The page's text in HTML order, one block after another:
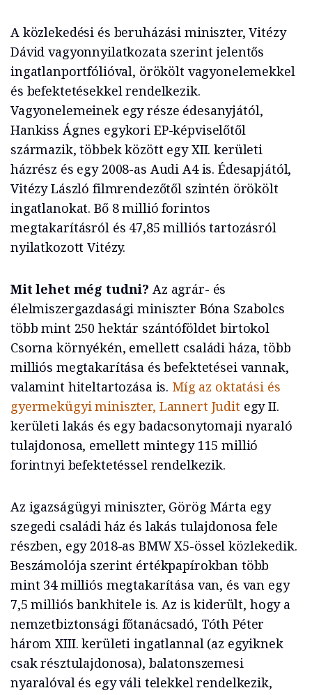
A közlekedési és beruházási miniszter, Vitézy
Dávid vagyonnyilatkozata szerint jelentős
ingatlanportfólióval, örökölt vagyonelemekkel
és befektetésekkel rendelkezik.
Vagyonelemeinek egy része édesanyjától,
Hankiss Ágnes egykori EP-képviselőtől
származik, többek között egy XII. kerületi
házrész és egy 2008-as Audi A4 is. Édesapjától,
Vitézy László filmrendezőtől szintén örökölt
ingatlanokat. Bő 8 millió forintos
megtakarításról és 47,85 milliós tartozásról
nyilatkozott Vitézy.
Mit lehet még tudni? Az agrár- és
élelmiszergazdasági miniszter Bóna Szabolcs
több mint 250 hektár szántóföldet birtokol
Csorna környékén, emellett családi háza, több
milliós megtakarítása és befektetései vannak,
valamint hiteltartozása is. Míg az oktatási és
gyermekügyi miniszter, Lannert Juditegy II.
kerületi lakás és egy badacsonytomaji nyaraló
tulajdonosa, emellett mintegy 115 millió
forintnyi befektetéssel rendelkezik.
Az igazságügyi miniszter, Görög Márta egy
szegedi családi ház és lakás tulajdonosa fele
részben, egy 2018-as BMW X5-össel közlekedik.
Beszámolója szerint értékpapírokban több
mint 34 milliós megtakarítása van, és van egy
7,5 milliós bankhitele is. Az is kiderült, hogy a
nemzetbiztonsági főtanácsadó, Tóth Péter
három XIII. kerületi ingatlannal (az egyiknek
csak résztulajdonosa), balatonszemesi
nyaralóval és egy váli telekkel rendelkezik,